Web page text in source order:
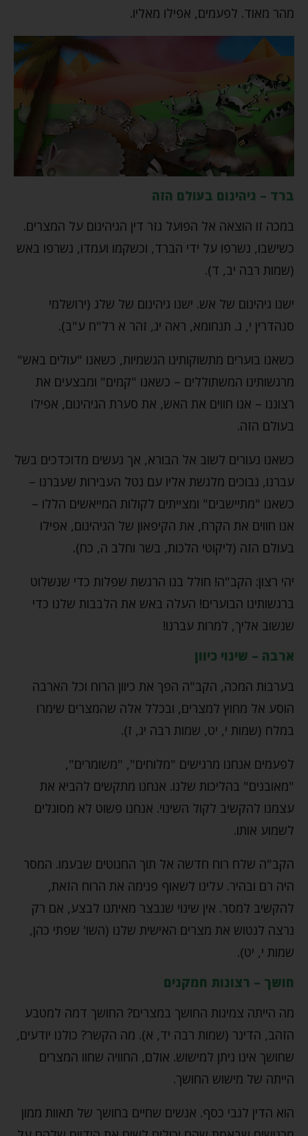
מהר מאוד. לפעמים, אפילו מאליו.
ברד – גיהינום בעולם הזה
במכה זו הוצאה אל הפועל גזר דין הגיהינום על המצרים.
כשישבו, נשרפו על ידי הברד, וכשקמו ועמדו, נשרפו באש
(שמות רבה יב, ד).
ישנו גיהינום של אש. ישנו גיהינום של שלג (ירושלמי
סנהדרין י, ג. תנחומא, ראה יג, זהר א רל"ח ע"ב).
כשאנו בוערים מתשוקותינו הגשמיות, כשאנו "עולים באש"
מרגשותינו המשתוללים – כשאנו "קמים" ומבצעים את
רצוננו – אנו חווים את האש, את סערת הגיהינום, אפילו
בעולם הזה.
כשאנו נעורים לשוב אל הבורא, אך נעשים מדוכדכים בשל
עברנו, נבוכים מלגשת אליו עם נטל העבירות שעברנו –
כשאנו "מתיישבים" ומצייתים לקולות המייאשים הללו –
אנו חווים את הקרח, את הקיפאון של הגיהינום, אפילו
בעולם הזה (ליקוטי הלכות, בשר וחלב ה, כח).
יהי רצון: הקב"ה! חולל בנו הרגשת שפלות כדי שנשלוט
ברגשותינו הבוערים! העלה באש את הלבבות שלנו כדי
שנשוב אליך, למרות עברנו!
ארבה – שינוי כיוון
בערבות המכה, הקב"ה הפך את כיוון הרוח וכל הארבה
הוסע אל מחוץ למצרים, ובכלל אלה שהמצרים שימרו
במלח (שמות י, יט, שמות רבה יג, ז).
לפעמים אנחנו מרגישים "מלוחים", "משומרים",
"מאובנים" בהליכות שלנו. אנחנו מתקשים להביא את
עצמנו להקשיב לקול השינוי. אנחנו פשוט לא מסוגלים
לשמוע אותו.
הקב"ה שלח רוח חדשה אל תוך החנוטים שבעמו. המסר
היה רם ובהיר. עלינו לשאוף פנימה את הרוח הזאת,
להקשיב למסר. אין שינוי שנבצר מאיתנו לבצע, אם רק
נרצה לנטוש את מצרים האישית שלנו (השו' שפתי כהן,
שמות י, יט).
חושך – רצונות חמקנים
מה הייתה צמיגות החושך במצרים? החושך דמה למטבע
הזהב, הדינר (שמות רבה יד, א). מה הקשר? כולנו יודעים,
שחושך אינו ניתן למישוש. אולם, החוויה שחוו המצרים
הייתה של מישוש החושך.
הוא הדין לגבי כסף. אנשים שחיים בחושך של תאוות ממון